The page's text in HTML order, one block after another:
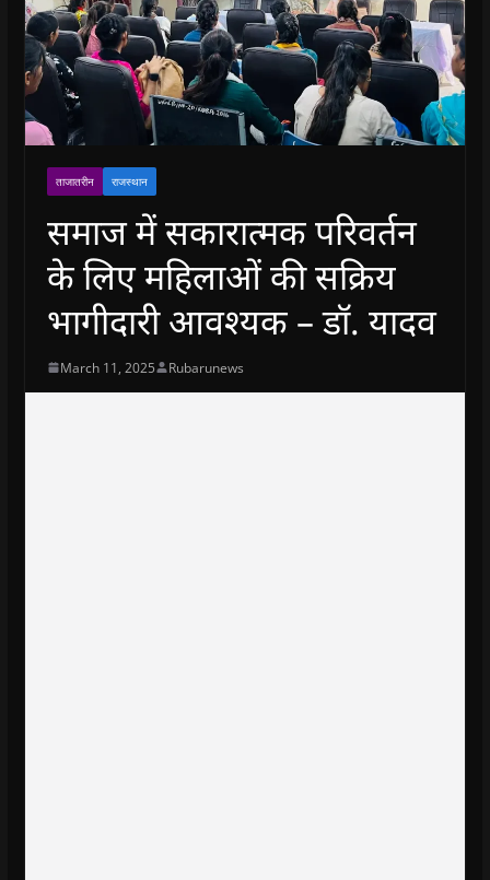
ताजातरीन राजस्थान
समाज में सकारात्मक परिवर्तन
के लिए महिलाओं की सक्रिय
भागीदारी आवश्यक – डॉ. यादव
March 11, 2025 Rubarunews